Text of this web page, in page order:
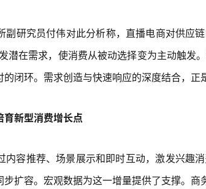
究员付伟对此分析称，直播电商对供应链
潜在需求，使消费从被动选择变为主动触发
闭环。需求创造与快速响应的深度结合，正
新型消费增长点
容推荐、场景展示和即时互动，激发兴趣
扩容。宏观数据为这一增量提供了支撑。